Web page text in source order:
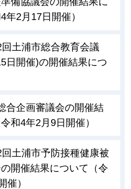
年2月17日開催）
土浦市総合教育会議
日開催)の開催結果につ
合企画審議会の開催結
和4年2月9日開催）
土浦市予防接種健康被
開催結果について（令
催）